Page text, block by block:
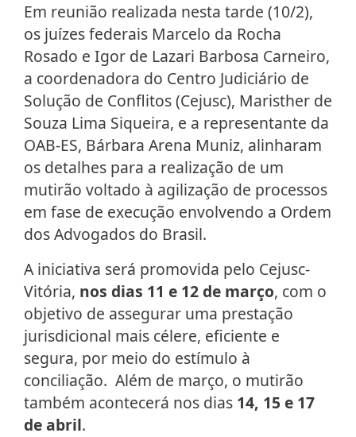
Em reunião realizada nesta tarde (10/2),
os juízes federais Marcelo da Rocha
Rosado e Igor de Lazari Barbosa Carneiro,
a coordenadora do Centro Judiciário de
Solução de Conflitos (Cejusc), Maristher de
Souza Lima Siqueira, e a representante da
OAB-ES, Bárbara Arena Muniz, alinharam
os detalhes para a realização de um
mutirão voltado à agilização de processos
em fase de execução envolvendo a Ordem
dos Advogados do Brasil.
A iniciativa será promovida pelo Cejusc-
Vitória, nos dias 11 e 12 de março, com o
objetivo de assegurar uma prestação
jurisdicional mais célere, eficiente e
segura, por meio do estímulo à
conciliação. Além de março, o mutirão
também acontecerá nos dias 14, 15 e 17
de abril.